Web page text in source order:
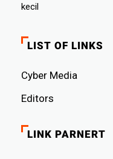
kecil
LIST OF LINKS
Cyber ​​Media
Editors
LINK PARNERT